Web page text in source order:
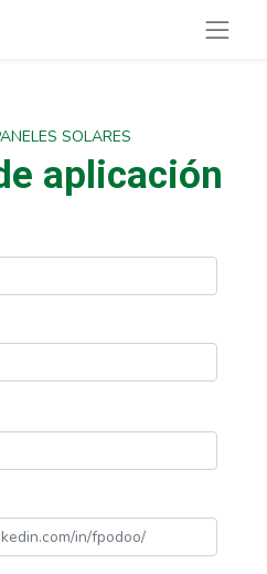
SOLARES
aplicación